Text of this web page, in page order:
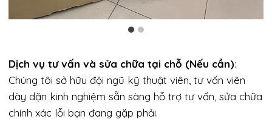
Dịch vụ tư vấn và sửa chữa tại chỗ (Nếu cần):
Chúng tôi sở hữu đội ngũ kỹ thuật viên, tư vấn viên
dày dặn kinh nghiệm sẵn sàng hỗ trợ tư vấn, sửa chữa
chính xác lỗi bạn đang gặp phải.